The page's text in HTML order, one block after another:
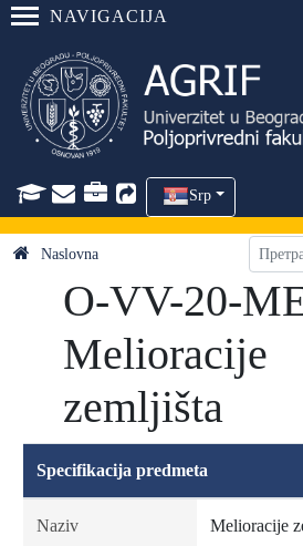
NAVIGACIJA
Srp
Naslovna
O-VV-20-
Melioracije
zemljišta
Specifikacija predmeta
Naziv Melioracije